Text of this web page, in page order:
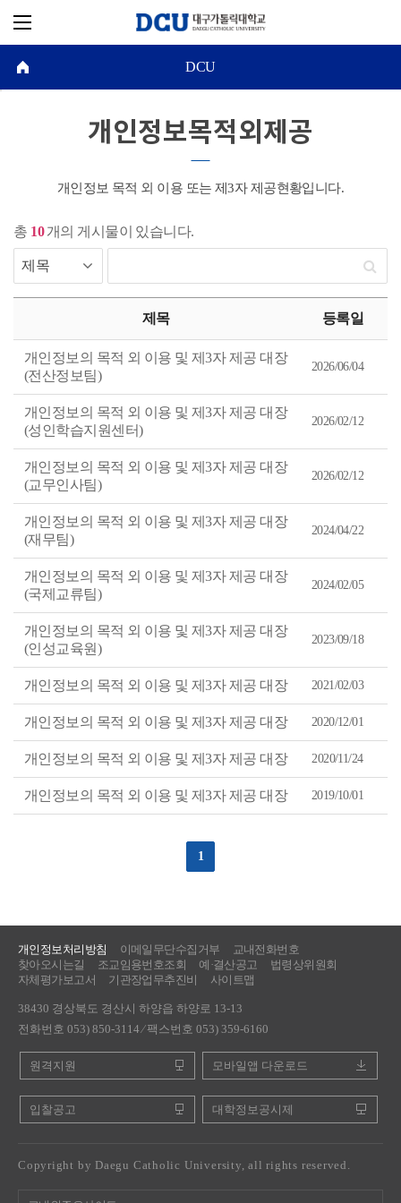
DCU
개인정보목적외제공
개인정보 목적 외 이용 또는 제3자 제공현황입니다.
총 10개의 게시물이 있습니다.
보
목
적
외
제
게
시
목
록
을
등
록
일
내
림
으
로
정
리
된
제목 등록일
개인정보의 목적 외 이용 및 제3자 제공 대장
(전산정보팀)
2026/06/04
개인정보의 목적 외 이용 및 제3자 제공 대장
(성인학습지원센터)
2026/02/12
개인정보의 목적 외 이용 및 제3자 제공 대장
(교무인사팀)
2026/02/12
개인정보의 목적 외 이용 및 제3자 제공 대장
(재무팀)
2024/04/22
개인정보의 목적 외 이용 및 제3자 제공 대장
(국제교류팀)
2024/02/05
개인정보의 목적 외 이용 및 제3자 제공 대장
(인성교육원)
2023/09/18
개인정보의 목적 외 이용 및 제3자 제공 대장 2021/02/03
개인정보의 목적 외 이용 및 제3자 제공 대장 2020/12/01
개인정보의 목적 외 이용 및 제3자 제공 대장 2020/11/24
개인정보의 목적 외 이용 및 제3자 제공 대장 2019/10/01
1
개인정보처리방침 이메일무단수집거부
교내전화번호
찾아오시는길
조교임용번호조회 예·결산공고
법령상위원회
자체평가보고서
기관장업무추진비 사이트맵
38430 경상북도 경산시 하양읍 하양로 13-13
전화번호 053) 850-3114 ⁄ 팩스번호 053) 359-6160
원격지원 모바일앱 다운로드
입찰공고 대학정보공시제
Copyright by Daegu Catholic University, all rights reserved.